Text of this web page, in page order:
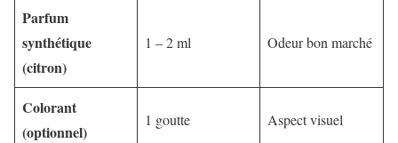
Parfum
synthétique
(citron)
1 – 2 ml Odeur bon marché
Colorant
(optionnel)
1 goutte Aspect visuel